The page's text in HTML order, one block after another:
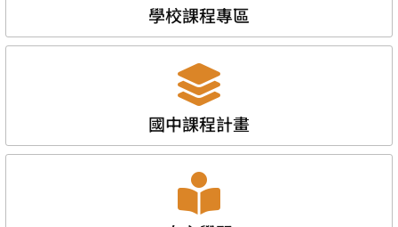
學校課程專區
國中課程計畫